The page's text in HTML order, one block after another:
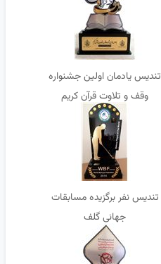
تندیس یادمان اولین جشنواره
وقف و تلاوت قرآن کریم
تندیس نفر برگزیده مسابقات
جهانی گلف